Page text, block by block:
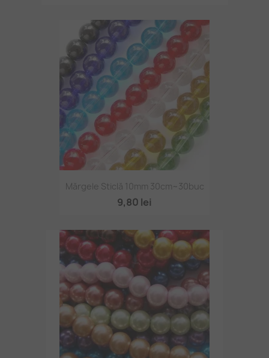
Mărgele Sticlă 10mm 30cm~30buc
9,80 lei